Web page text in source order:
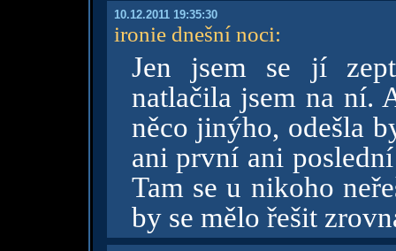
10.12.2011 19:35:30
ironie dnešní noci:
Jen jsem se jí
natlačila jsem na ní.
něco jinýho, odešla
ani první ani
Tam se u nikoho
by se mělo řešit